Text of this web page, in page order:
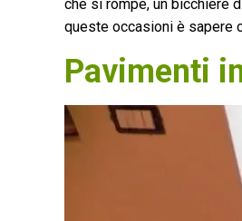
che si rompe, un bicchiere
queste occasioni è sapere
Pavimenti